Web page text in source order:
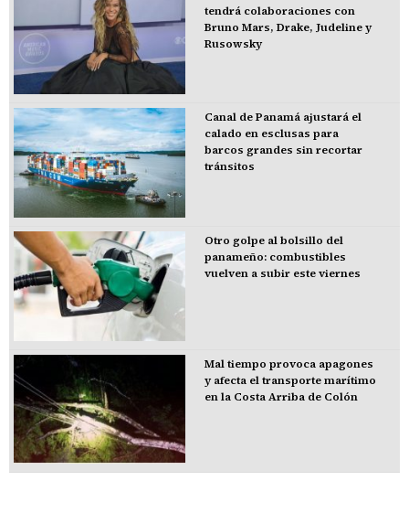
tendrá colaboraciones con
Bruno Mars, Drake, Judeline y
Rusowsky
Canal de Panamá ajustará el
calado en esclusas para
barcos grandes sin recortar
tránsitos
Otro golpe al bolsillo del
panameño: combustibles
vuelven a subir este viernes
Mal tiempo provoca apagones
y afecta el transporte marítimo
en la Costa Arriba de Colón